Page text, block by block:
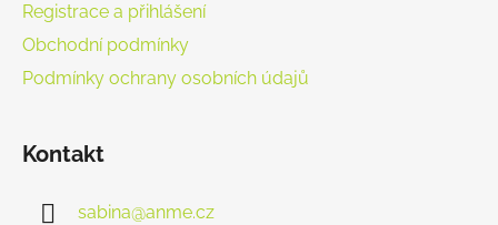
Registrace a přihlášení
Obchodní podmínky
Podmínky ochrany osobních údajů
Kontakt
sabina@anme.cz